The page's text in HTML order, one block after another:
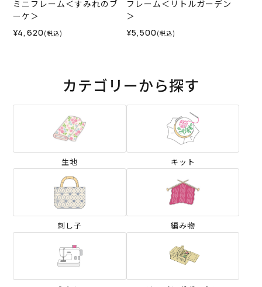
ミニフレーム＜すみれのブ
ーケ＞
¥4,620 (税込)
フレーム＜リトルガーデン
＞
¥5,500 (税込)
カテゴリーから探す
生地 キット
刺し子 編み物